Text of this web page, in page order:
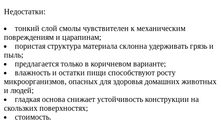
Недостатки:
тонкий слой смолы чувствителен к механическим
повреждениям и царапинам;
пористая структура материала склонна удерживать грязь и
пыль;
предлагается только в коричневом варианте;
влажность и остатки пищи способствуют росту
микроорганизмов, опасных для здоровья домашних животных
и людей;
гладкая основа снижает устойчивость конструкции на
скользких поверхностях;
стоимость.